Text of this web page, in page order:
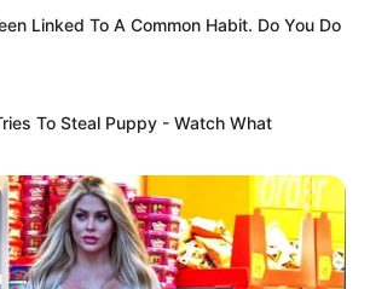
Linked To A Common Habit. Do You Do
To Steal Puppy - Watch What